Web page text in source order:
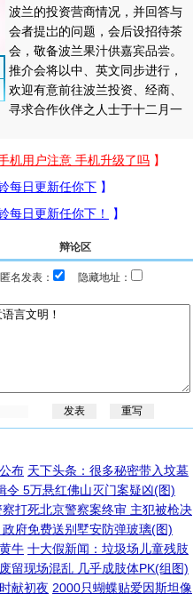
波兰的投资营商情况，并回答与
会者提岀的问题，会后设招待茶
会，敬备波兰果汁供嘉宾品尝。
推介会将以中、英文同步进行，
欢迎有意前往波兰投资、经商、
寻求合作伙伴之人士于十二月一
辩论区
名发表：
隐藏地址：
布 天下头条：很多秘密带入坟墓
令 5万悬红佛山灭门案疑凶(图)
察打死北京警察案终审 主犯被枪决
府免费送别墅安防弹玻璃(图)
牛 十大假新闻：垃圾场儿童残肢
留现场混乱 几乎成肢体PK(组图)
献初夜 2000只蝴蝶贴爱因斯坦像